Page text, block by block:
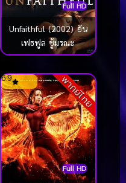
Full HD
Unfaithful (2002) อัน
เฟธฟูล ชู้มรณะ
พากย์ไทย
Full HD
6.9